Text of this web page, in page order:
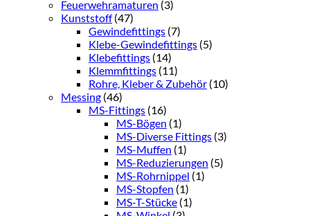
Feuerwehramaturen (3)
Kunststoff (47)
Gewindefittings (7)
Klebe-Gewindefittings (5)
Klebefittings (14)
Klemmfittings (11)
Rohre, Kleber & Zubehör (10)
Messing (46)
MS-Fittings (16)
MS-Bögen (1)
MS-Diverse Fittings (3)
MS-Muffen (1)
MS-Reduzierungen (5)
MS-Rohrnippel (1)
MS-Stopfen (1)
MS-T-Stücke (1)